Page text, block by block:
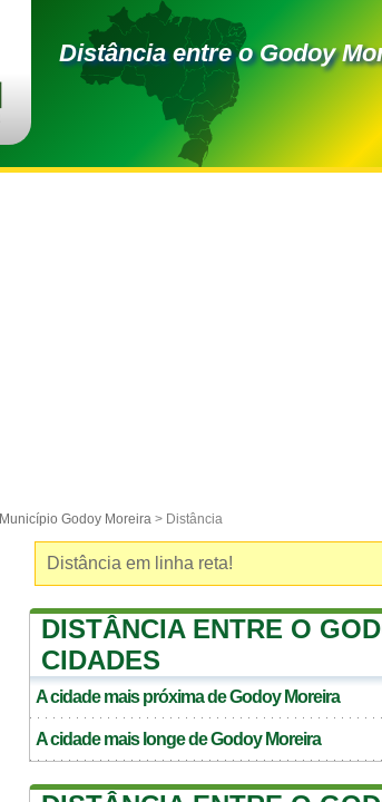
Distância entre o Godoy
Município Godoy Moreira > Distância
Distância em linha reta!
DISTÂNCIA ENTRE O
CIDADES
A cidade mais próxima deGodoy Moreira
A cidade mais longe deGodoy Moreira